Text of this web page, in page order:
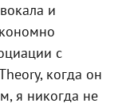
и
с
когда он
я никогда не